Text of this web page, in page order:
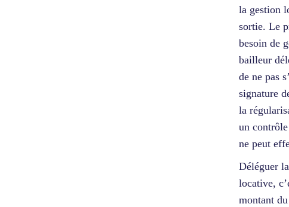
la gestion
sortie. Le
besoin de
bailleur
de ne pas
signature
la
un
ne peut
Déléguer
locative,
montant